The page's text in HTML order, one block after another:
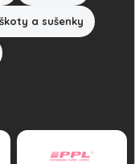
a sušenky